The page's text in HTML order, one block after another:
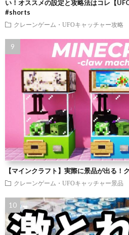
い！オススメの設定と攻略法はコレ【
#shorts
クレーンゲーム・UFOキャッチャー攻略
【マインクラフト】実際に景品が出る！
クレーンゲーム・UFOキャッチャー景品